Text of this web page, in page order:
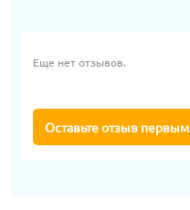
Еще нет отзывов.
Оставьте отзыв первым